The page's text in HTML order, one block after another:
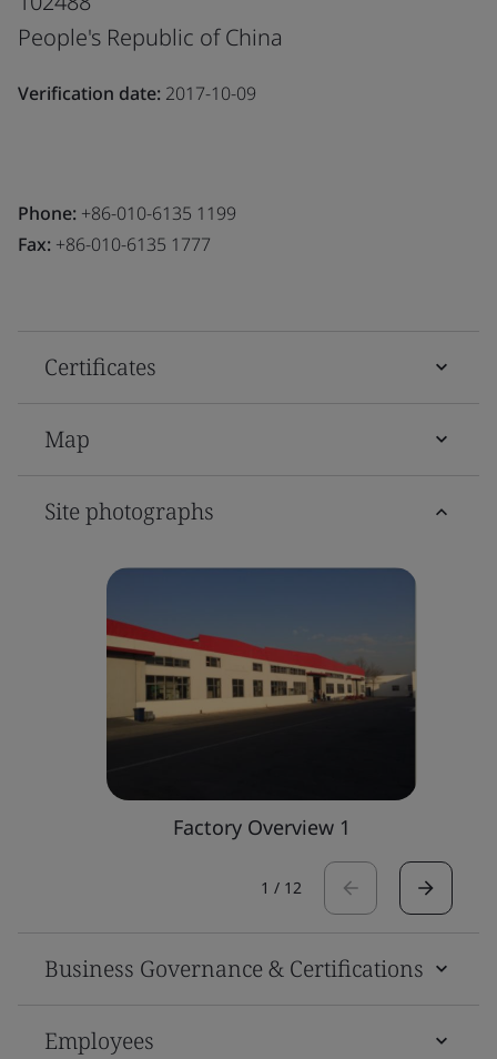
People's Republic of China
Verification date: 2017-10-09
Phone: +86-010-6135 1199
Fax: +86-010-6135 1777
Certificates
Map
Site photographs
Factory Overview 1
1 / 12
Business Governance & Certifications
Employees